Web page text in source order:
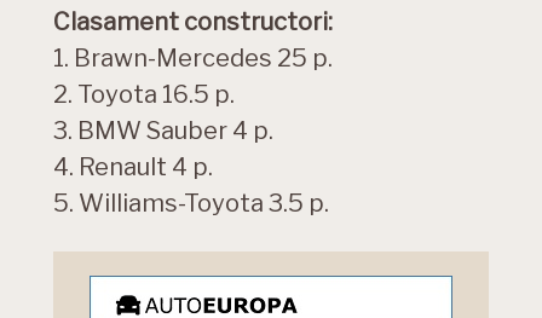
Clasament constructori:
1. Brawn-Mercedes 25 p.
2. Toyota 16.5 p.
3. BMW Sauber 4 p.
4. Renault 4 p.
5. Williams-Toyota 3.5 p.